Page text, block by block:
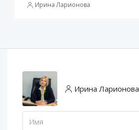
Ирина Ларионова
Ирина Ларионова